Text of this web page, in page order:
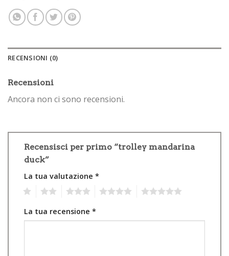
RECENSIONI (0)
Recensioni
Ancora non ci sono recensioni.
Recensisci per primo “trolley mandarina
duck”
La tua valutazione *
La tua recensione *